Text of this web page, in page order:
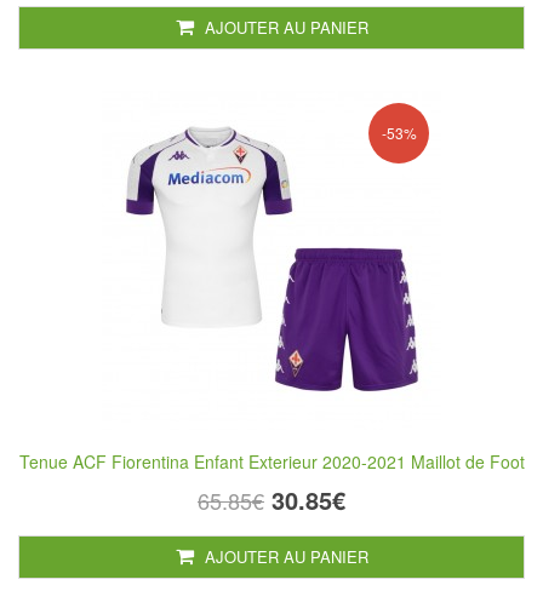
AJOUTER AU PANIER
-53%
Tenue ACF Fiorentina Enfant Exterieur 2020-2021 Maillot de Foot
65.85€ 30.85€
AJOUTER AU PANIER